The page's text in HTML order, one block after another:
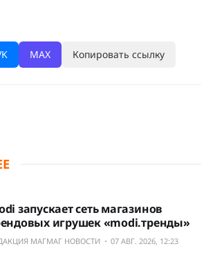
MAX Копировать ссылку
запускает сеть магазинов
игрушек «modi.тренды»
МАГМАГ НОВОСТИ 07 АВГ. 2026, 12:23